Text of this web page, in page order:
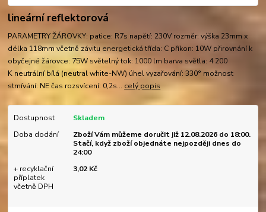
lineární reflektorová
PARAMETRY ŽÁROVKY: patice: R7s napětí: 230V rozměr: výška 23mm x
délka 118mm včetně závitu energetická třída: C příkon: 10W přirovnání k
obyčejné žárovce: 75W světelný tok: 1000 lm barva světla: 4 200
K neutrální bílá (neutral white-NW) úhel vyzařování: 330° možnost
stmívání: NE čas rozsvícení: 0,2s... celý popis
Dostupnost
Skladem
Doba dodání
Zboží Vám můžeme doručit již 12.08.2026 do 18:00.
Stačí, když zboží objednáte nejpozději dnes do
24:00
+ recyklační
příplatek
včetně DPH
3,02 Kč